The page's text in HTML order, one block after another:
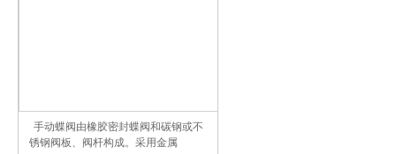
手动蝶阀由橡胶密封蝶阀和碳钢或不
锈钢阀板、阀杆构成。采用金属